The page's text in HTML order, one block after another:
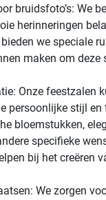
bruidsfoto’s: We
herinneringen
we speciale
maken om deze
Onze feestzalen
persoonlijke stijl en
bloemstukken,
specifieke
bij het creëren
We zorgen